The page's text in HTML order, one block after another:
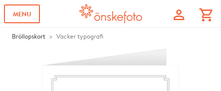
MENU profile shopping_cart
Bröllopskort Vacker typografi